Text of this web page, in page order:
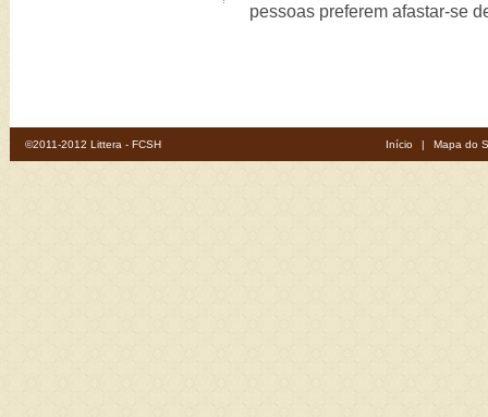
pessoas preferem afastar-se
©2011-2012 Littera - FCSH Início | Mapa do